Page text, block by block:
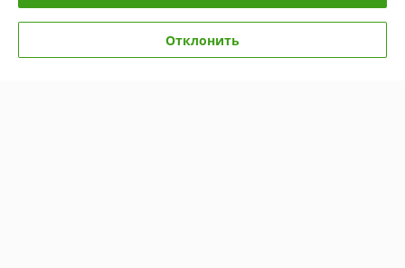
Полная версия сайта
Отклонить